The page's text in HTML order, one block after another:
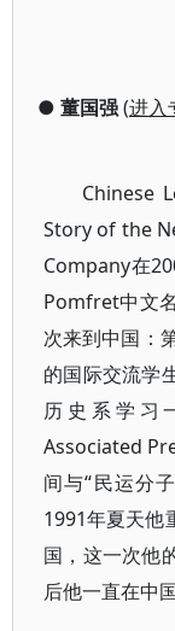
● 董国强(进入
Chinese
Story of the
Company在
Pomfret中文
次来到中国：
的国际交流学
历史系学习
Associated
间与“民运分
1991年夏天他
国，这一次他
后他一直在中